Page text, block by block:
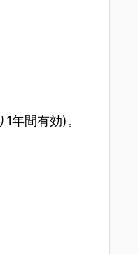
年間有効)。